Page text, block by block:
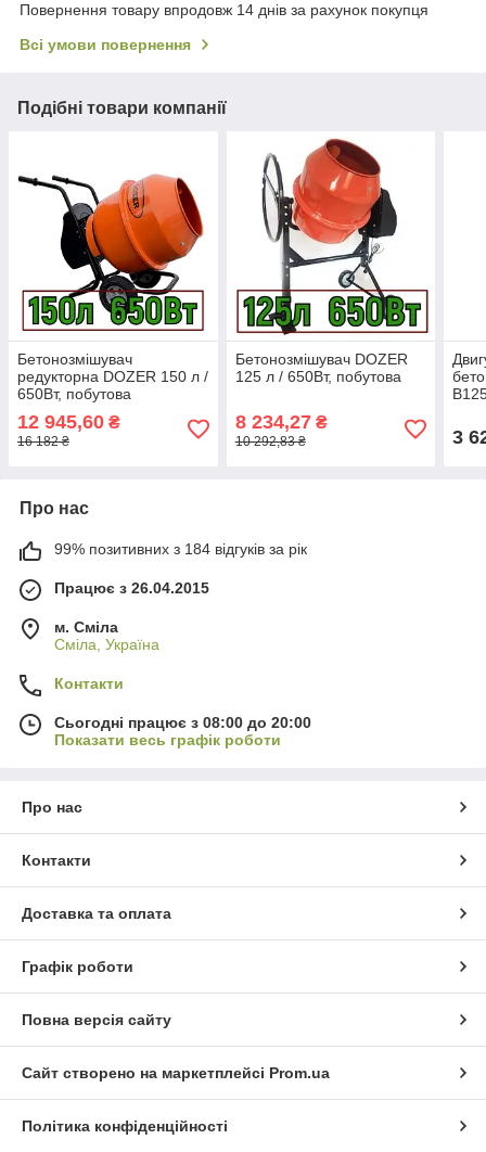
Повернення товару впродовж 14 днів за рахунок покупця
Всі умови повернення
Подібні товари компанії
Бетонозмішувач
редукторна DOZER 150 л /
650Вт, побутова
12 945,60 ₴
16 182 ₴
Бетонозмішувач DOZER
125 л / 650Вт, побутова
8 234,27₴
10 292,83 ₴ 3
Про нас
99% позитивних з 184 відгуків за рік
Працює з 26.04.2015
м. Сміла
Сміла, Україна
Контакти
Сьогодні працює з 08:00 до 20:00
Показати весь графік роботи
Про нас
Контакти
Доставка та оплата
Графік роботи
Повна версія сайту
Сайт створено на маркетплейсі Prom.ua
Політика конфіденційності